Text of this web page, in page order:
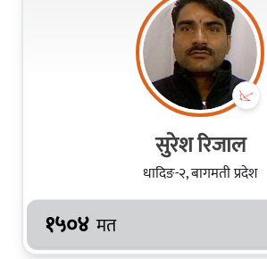
सुरेश रिजाल
धादिङ-२, बागमती प्रदेश
१५०४ मत